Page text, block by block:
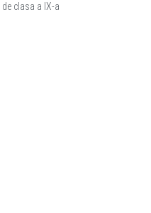
clasa a IX-a